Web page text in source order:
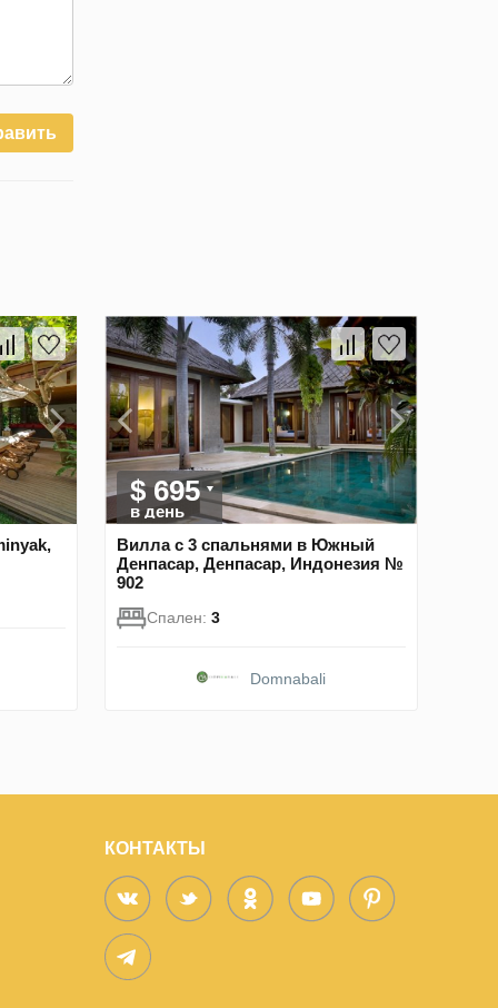
$ 695
в день
Вилла с 3 спальнями в Южный
Денпасар, Денпасар, Индонезия №
902
Спален: 3
Domnabali
КОНТАКТЫ